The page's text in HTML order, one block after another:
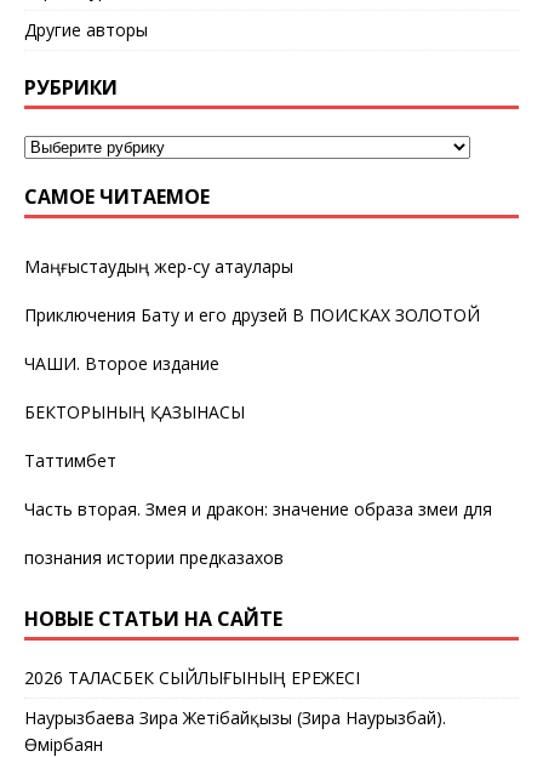
Другие авторы
РУБРИКИ
САМОЕ ЧИТАЕМОЕ
Маңғыстаудың жер-су атаулары
Приключения Бату и его друзей В ПОИСКАХ ЗОЛОТОЙ
ЧАШИ. Второе издание
БЕКТОРЫНЫҢ ҚАЗЫНАСЫ
Таттимбет
Часть вторая. Змея и дракон: значение образа змеи для
познания истории предказахов
НОВЫЕ СТАТЬИ НА САЙТЕ
2026 ТАЛАСБЕК СЫЙЛЫҒЫНЫҢ ЕРЕЖЕСІ
Наурызбаева Зира Жетібайқызы (Зира Наурызбай).
Өмірбаян